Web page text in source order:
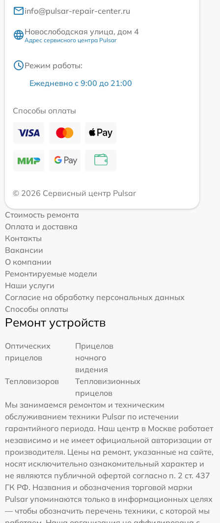
info@pulsar-repair-center.ru
Новослободская улица, дом 4
Адрес сервисного центра Pulsar
Режим работы:
Ежедневно с 9:00 до 21:00
Способы оплаты
© 2026 Сервисный центр Pulsar
Стоимость ремонта
Оплата и доставка
Контакты
Вакансии
О компании
Ремонтируемые модели
Наши услуги
Согласие на обработку персональных данных
Способы оплаты
Ремонт устройств
Оптических
прицелов
Прицелов
ночного
видения
Тепловизоров
Тепловизионных
прицелов
Мы занимаемся ремонтом и техническим
обслуживанием техники Pulsar по истечении
гарантийного периода. Наш центр в Москве работает
независимо и не имеет официальной авторизации от
производителя. Цены на ремонт, указанные на сайте,
носят исключительно ознакомительный характер и
не являются публичной офертой согласно п. 2 ст. 437
ГК РФ. Названия и обозначения торговой марки
Pulsar упоминаются только в информационных целях
— чтобы обозначить перечень техники, с которой мы